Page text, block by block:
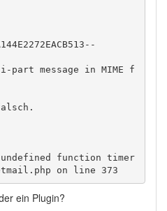
message in MIME f
function timer
on line 373
ein Plugin?